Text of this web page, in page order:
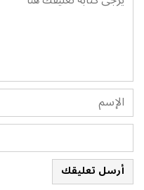
أرسل تعليقك